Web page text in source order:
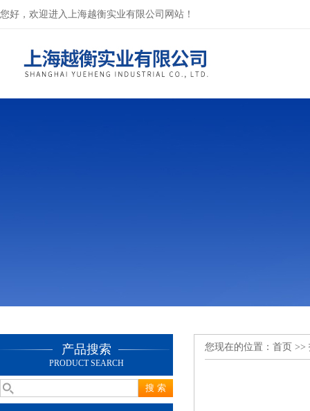
您好，欢迎进入上海越衡实业有限公司网站！
产品搜索
PRODUCT SEARCH
您现在的位置： 首页 >>